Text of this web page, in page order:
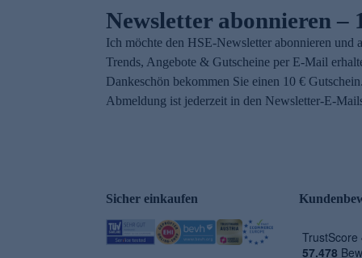
Newsletter abonnieren –
Ich möchte den HSE-Newsletter abonnieren und
Trends, Angebote & Gutscheine per E-Mail
Dankeschön bekommen Sie einen 10 €
Abmeldung ist jederzeit in den Newsletter-E-
Sicher einkaufen